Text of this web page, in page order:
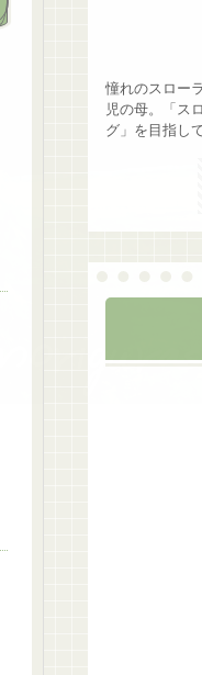
憧れのスロー
児の母。「ス
グ」を目指し